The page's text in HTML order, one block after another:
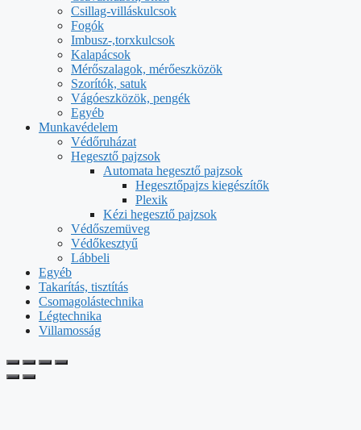
Csillag-villáskulcsok
Fogók
Imbusz-,torxkulcsok
Kalapácsok
Mérőszalagok, mérőeszközök
Szorítók, satuk
Vágóeszközök, pengék
Egyéb
Munkavédelem
Védőruházat
Hegesztő pajzsok
Automata hegesztő pajzsok
Hegesztőpajzs kiegészítők
Plexik
Kézi hegesztő pajzsok
Védőszemüveg
Védőkesztyű
Lábbeli
Egyéb
Takarítás, tisztítás
Csomagolástechnika
Légtechnika
Villamosság